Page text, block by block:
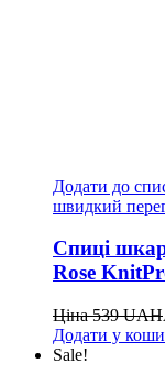
Додати до
швидкий
Спиці
Rose
Ціна539UAH
Додати у
Sale!